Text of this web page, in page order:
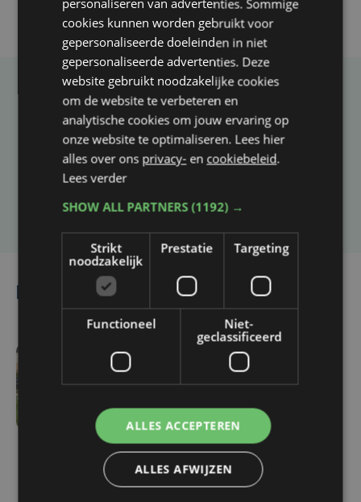
Taalfout opgemerkt?
Heb je een taal- of schrijffout opgemerkt in dit
artikel?
Laat het ons weten
Lees ook
vr 7 augustus | 16:12
tegen Racing Genk:
"Waarom zou ik onze
ambitie beperken?"
personaliseren van advertenties. Sommige
cookies kunnen worden gebruikt voor
gepersonaliseerde doeleinden in niet
gepersonaliseerde advertenties. Deze
website gebruikt noodzakelijke cookies
om de website te verbeteren en
analytische cookies om jouw ervaring op
onze website te optimaliseren. Lees hier
alles over ons privacy- en cookiebeleid.
Lees verder
SHOW ALL PARTNERS(1192) →
Strikt
noodzakelijk
Prestatie Targeting
Functioneel
Niet-
geclassificeerd
ALLES ACCEPTEREN
ALLES AFWIJZEN